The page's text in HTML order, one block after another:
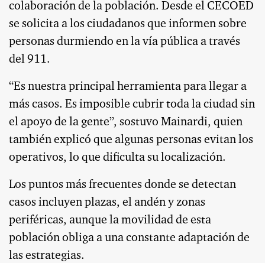
colaboración de la población. Desde el CECOED
se solicita a los ciudadanos que informen sobre
personas durmiendo en la vía pública a través
del 911.
“Es nuestra principal herramienta para llegar a
más casos. Es imposible cubrir toda la ciudad sin
el apoyo de la gente”, sostuvo Mainardi, quien
también explicó que algunas personas evitan los
operativos, lo que dificulta su localización.
Los puntos más frecuentes donde se detectan
casos incluyen plazas, el andén y zonas
periféricas, aunque la movilidad de esta
población obliga a una constante adaptación de
las estrategias.